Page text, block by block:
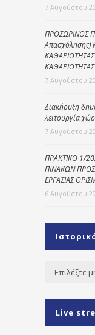
7 Αυγούστου
ΠΡΟΣΩΡΙΝΟΣ
Απασχόλησης)
7 Αυγούστου
Διακήρυξη
λειτουργία
7 Αυγούστου
ΠΡΑΚΤΙΚΟ 1/
ΠΙΝΑΚΩΝ
ΕΡΓΑΣΙΑΣ
6 Αυγούστου
Ιστορικό
Live